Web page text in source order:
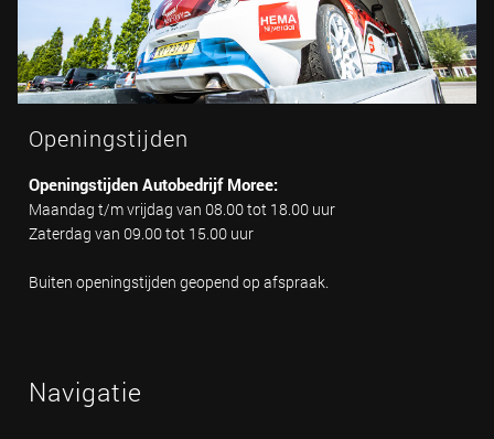
Openingstijden
Openingstijden Autobedrijf Moree:
Maandag t/m vrijdag van 08.00 tot 18.00 uur
Zaterdag van 09.00 tot 15.00 uur
Buiten openingstijden geopend op afspraak.
Navigatie